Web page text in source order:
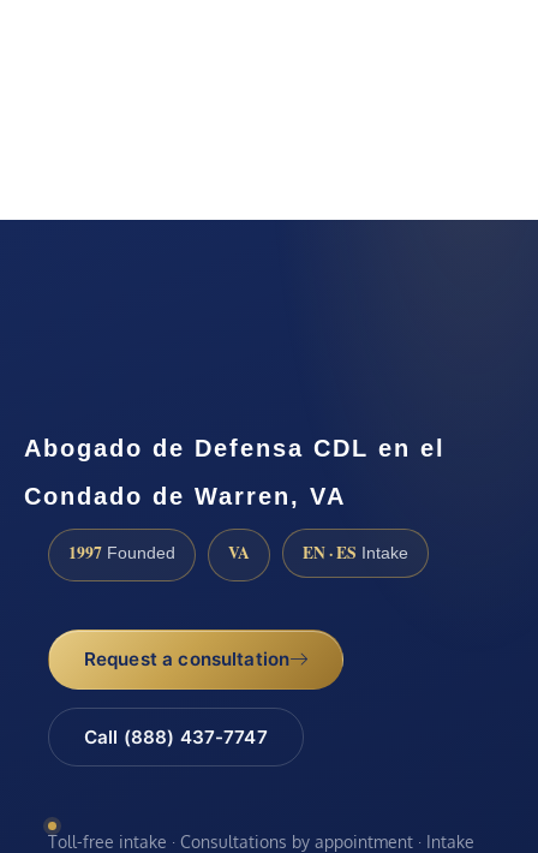
Abogado de Defensa CDL en el
Condado de Warren, VA
1997 Founded VA EN · ES Intake
Request a consultation
Call (888) 437-7747
Toll-free intake · Consultations by appointment · Intake